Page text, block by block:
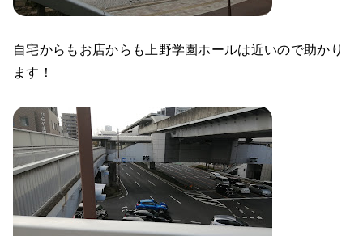
自宅からもお店からも上野学園ホールは近いので助かり
ます！